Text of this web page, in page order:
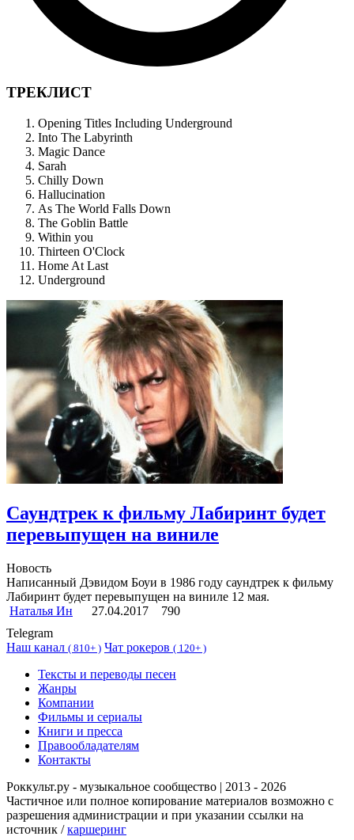
ТРЕКЛИСТ
Opening Titles Including Underground
Into The Labyrinth
Magic Dance
Sarah
Chilly Down
Hallucination
As The World Falls Down
The Goblin Battle
Within you
Thirteen O'Clock
Home At Last
Underground
Саундтрек к фильму Лабиринт будет
перевыпущен на виниле
Новость
Написанный Дэвидом Боуи в 1986 году саундтрек к фильму
Лабиринт будет перевыпущен на виниле 12 мая.
Наталья Ин
27.04.2017
790
Telegram
Наш канал ( 810+ ) Чат рокеров ( 120+ )
Тексты и переводы песен
Жанры
Компании
Фильмы и сериалы
Книги и пресса
Правообладателям
Контакты
Роккульт.ру - музыкальное сообщество | 2013 - 2026
Частичное или полное копирование материалов возможно с
разрешения администрации и при указании ссылки на
источник /каршеринг